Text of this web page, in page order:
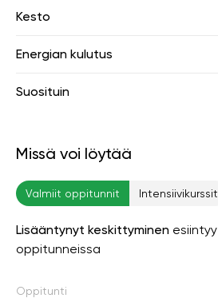
Kesto
Energian kulutus
Suosituin
Missä voi löytää
Valmiit oppitunnit Intensiivikurssit
Lisääntynyt keskittyminen esiintyy
oppitunneissa
Oppitunti